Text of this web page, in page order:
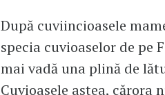
După cuviincioasele
specia cuvioaselor de pe
mai vadă una plină de
Cuvioasele astea,